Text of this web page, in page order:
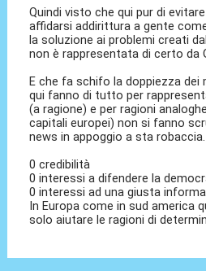
Quindi visto che qui pur di
affidarsi addirittura a gente
la soluzione ai problemi creati
non è rappresentata di certo da
E che fa schifo la doppiezza dei
qui fanno di tutto per
(a ragione) e per ragioni
capitali europei) non si fanno
news in appoggio a sta robaccia.
0 credibilità
0 interessi a difendere la
0 interessi ad una giusta
In Europa come in sud america
solo aiutare le ragioni di